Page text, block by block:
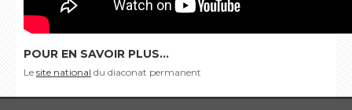
POUR EN SAVOIR PLUS...
Le site national du diaconat permanent